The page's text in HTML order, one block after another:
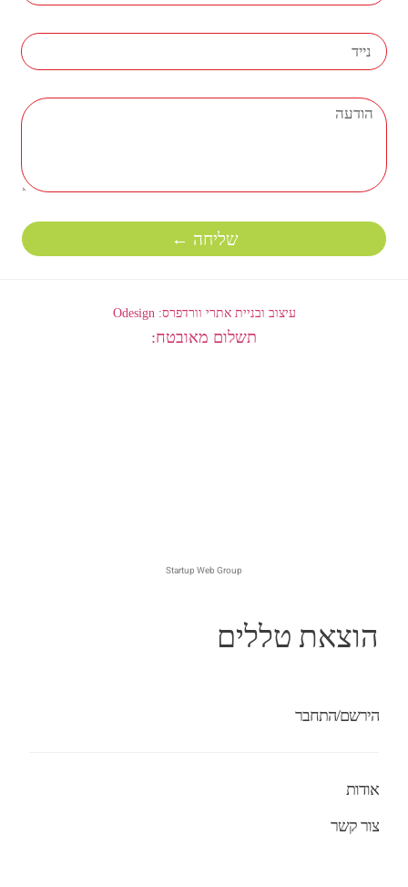
שליחה ←
עיצוב ובניית אתרי וורדפרס: Odesign
תשלום מאובטח:
Startup Web Group
הוצאת טללים
הירשם/התחבר
אודות
צור קשר